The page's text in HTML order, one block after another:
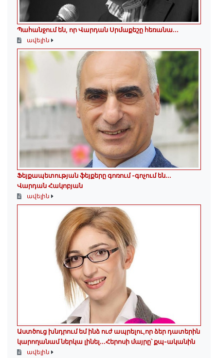
Պահանջում են, որ Վարդան Սրմաքեշը հեռանա․․․
ավելին
Ֆեյքապետության ֆեյքերը գոռում -գոչում են․․․
Վարդան Հակոբյան
ավելին
Աստծուց խնդրում եմ ինձ ուժ ապրելու,որ ձեր դատերին
կարողանամ ներկա լինել․․․Հերոսի մայրը՝ քպ-ականին
ավելին